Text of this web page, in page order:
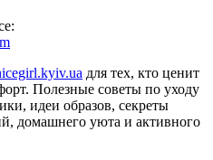
для тех, кто ценит
Полезные советы по уходу
идеи образов, секреты
домашнего уюта и активного